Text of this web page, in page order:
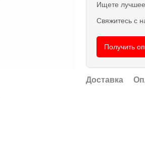
Ищете лучшее
Свяжитесь с
Получить
Доставка